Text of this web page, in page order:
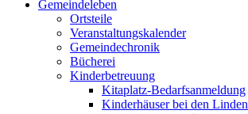
Gemeindeleben
Ortsteile
Veranstaltungskalender
Gemeindechronik
Bücherei
Kinderbetreuung
Kitaplatz-Bedarfsanmeldung
Kinderhäuser bei den Linden